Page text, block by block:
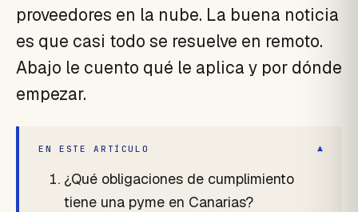
proveedores en la nube. La buena noticia
es que casi todo se resuelve en remoto.
Abajo le cuento qué le aplica y por dónde
empezar.
EN ESTE ARTÍCULO ▾
¿Qué obligaciones de cumplimiento
tiene una pyme en Canarias?